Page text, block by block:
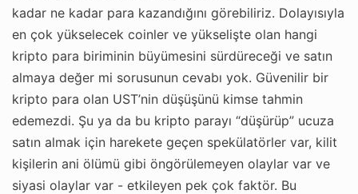
kadar ne kadar para kazandığını görebiliriz. Dolayısıyla
en çok yükselecek coinler ve yükselişte olan hangi
kripto para biriminin büyümesini sürdüreceği ve satın
almaya değer mi sorusunun cevabı yok. Güvenilir bir
kripto para olan UST’nin düşüşünü kimse tahmin
edemezdi. Şu ya da bu kripto parayı “düşürüp” ucuza
satın almak için harekete geçen spekülatörler var, kilit
kişilerin ani ölümü gibi öngörülemeyen olaylar var ve
siyasi olaylar var - etkileyen pek çok faktör. Bu